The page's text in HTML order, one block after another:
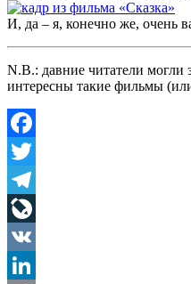
И, да – я, конечно же, очень
N.B.: давние читатели
интересны такие фильмы
Facebook
Twitter
Telegram
LiveJournal
VK